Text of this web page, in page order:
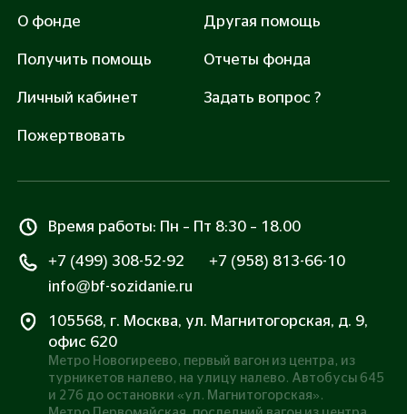
Помочь
офертыи
данных
Все транзакции защищены сертификатом SSL
О фонде
Получить помощь
Личный кабинет
Пожертвовать
Другая помощь
Отчеты фонда
Задать вопрос ?
Время работы: Пн – Пт 8:30 – 18.00
+7 (499) 308-52-92
+7 (958) 813-66-10
info@bf-sozidanie.ru
105568, г. Москва, ул. Магнитогорская, д. 9,
офис 620
Метро Новогиреево, первый вагон из центра, из
турникетов налево, на улицу налево. Автобусы 645
и 276 до остановки «ул. Магнитогорская».